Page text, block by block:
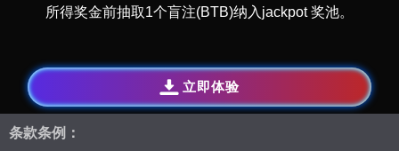
所得奖金前抽取1个盲注(BTB)纳入jackpot 奖池。
立即体验
条款条例：